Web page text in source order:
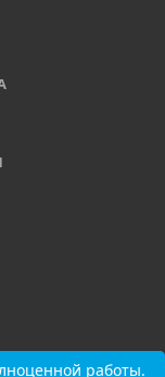
работы.
работы.